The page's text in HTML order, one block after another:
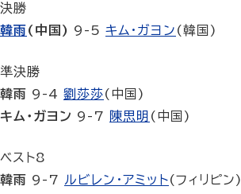
決勝
韓雨 (中国) 9-5 キム・ガヨン (韓国)
準決勝
韓雨 9-4 劉莎莎(中国)
キム・ガヨン 9-7 陳思明 (中国)
ベスト8
韓雨 9-7 ルビレン・アミット(フィリピン)